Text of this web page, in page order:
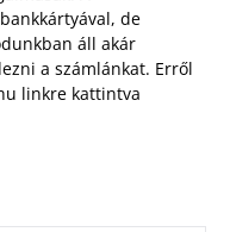
de
áll akár
a számlánkat. Erről
linkre kattintva